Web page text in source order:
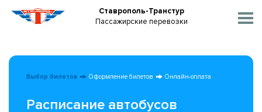
Ставрополь-Транстур
Пассажирские перевозки
Выбор билетов Оформление билетов Онлайн-оплата
Расписание автобусов